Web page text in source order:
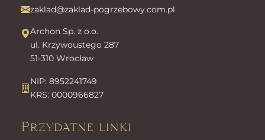
zaklad@zaklad-pogrzebowy.com.pl
Archon Sp. z o.o.
ul. Krzywoustego 287
51-310 Wrocław
NIP: 8952241749
KRS: 0000966827
Przydatne linki